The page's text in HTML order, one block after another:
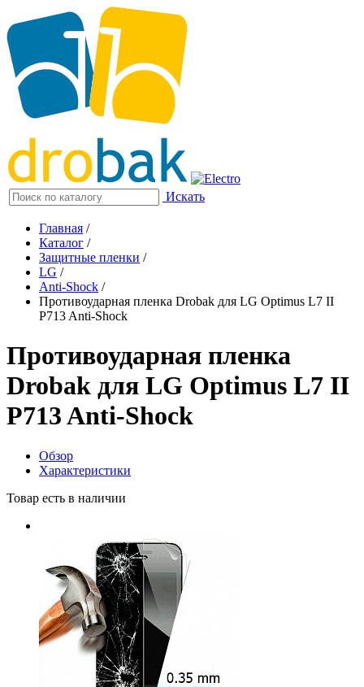
Искать
Главная /
Каталог /
Защитные пленки /
LG /
Anti-Shock /
Противоударная пленка Drobak для LG Optimus L7 II
P713 Anti-Shock
Противоударная пленка
Drobak для LG Optimus L7 II
P713 Anti-Shock
Обзор
Характеристики
Товар есть в наличии